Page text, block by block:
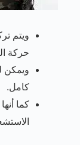
ويتم
حركة
ويمكن
كامل.
كما